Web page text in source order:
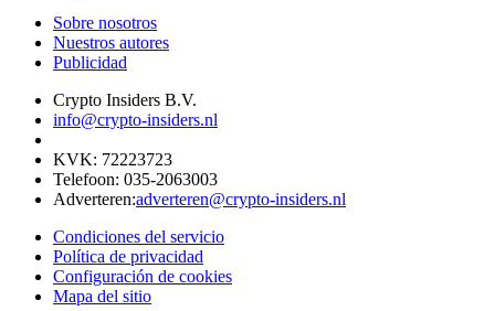
Sobre nosotros
Nuestros autores
Publicidad
Crypto Insiders B.V.
info@crypto-insiders.nl
KVK: 72223723
Telefoon: 035-2063003
Adverteren:adverteren@crypto-insiders.nl
Condiciones del servicio
Política de privacidad
Configuración de cookies
Mapa del sitio